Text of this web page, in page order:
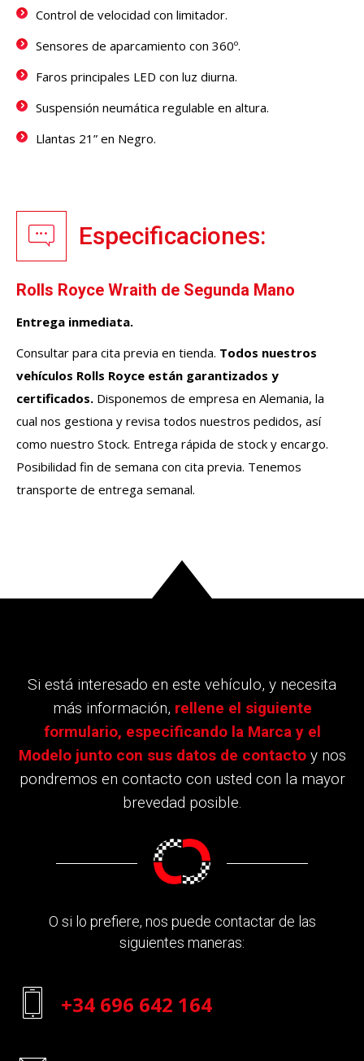
Control de velocidad con limitador.
Sensores de aparcamiento con 360º.
Faros principales LED con luz diurna.
Suspensión neumática regulable en altura.
Llantas 21” en Negro.
Especificaciones:
Rolls Royce Wraith de Segunda Mano
Entrega inmediata.
Consultar para cita previa en tienda. Todos nuestros
vehículos Rolls Royce están garantizados y
certificados. Disponemos de empresa en Alemania, la
cual nos gestiona y revisa todos nuestros pedidos, así
como nuestro Stock. Entrega rápida de stock y encargo.
Posibilidad fin de semana con cita previa. Tenemos
transporte de entrega semanal.
Si está interesado en este vehículo, y necesita
más información, rellene el siguiente
formulario, especificando la Marca y el
Modelo junto con sus datos de contactoy nos
pondremos en contacto con usted con la mayor
brevedad posible.
O si lo prefiere, nos puede contactar de las
siguientes maneras:
+34 696 642 164